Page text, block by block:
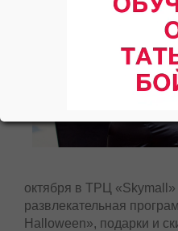
октября в ТРЦ
развлекательная
Halloween», подарки и